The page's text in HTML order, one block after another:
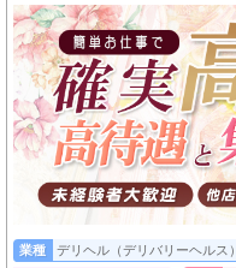
業種 デリヘル（デリバリーヘルス）